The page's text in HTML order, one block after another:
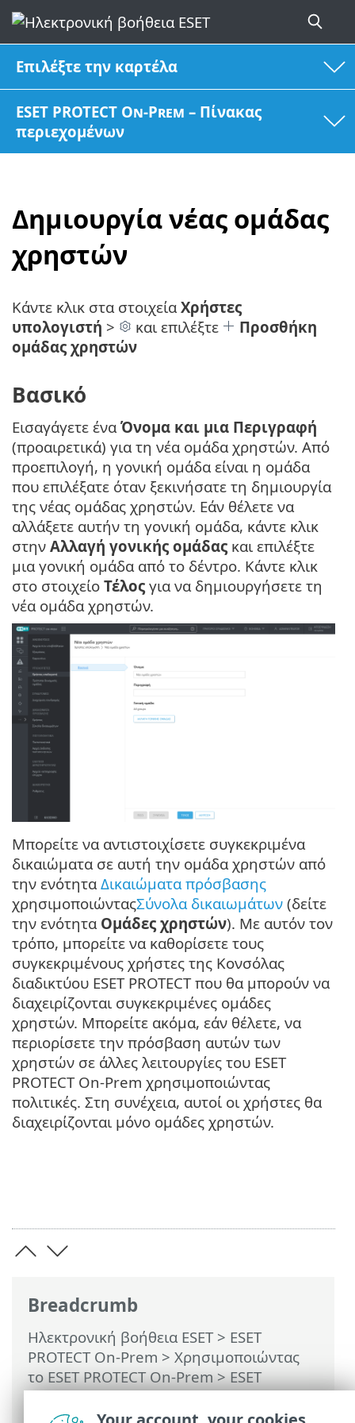
Επιλέξτε την καρτέλα
ESET PROTECT On-Prem – Πίνακας
περιεχομένων
Δημιουργία νέας ομάδας
χρηστών
Breadcrumb
Ηλεκτρονική βοήθεια ESET> ESET
PROTECT On-Prem > Χρησιμοποιώντας
το ESET PROTECT On-Prem>ESET
PROTECT On-Prem Κύριο μενού>
Περισσότερα > Χρήστες υπολογιστή>
Κάντε κλικ στα στοιχεία Χρήστες
υπολογιστή > και επιλέξτε
Προσθήκη
ομάδας χρηστών
Βασικό
Εισαγάγετε έναΌνομα και μια Περιγραφή
(προαιρετικά) για τη νέα ομάδα χρηστών. Από
προεπιλογή, η γονική ομάδα είναι η ομάδα
που επιλέξατε όταν ξεκινήσατε τη δημιουργία
της νέας ομάδας χρηστών. Εάν θέλετε να
αλλάξετε αυτήν τη γονική ομάδα, κάντε κλικ
στην Αλλαγή γονικής ομάδας και επιλέξτε
μια γονική ομάδα από το δέντρο. Κάντε κλικ
στο στοιχείο Τέλος για να δημιουργήσετε τη
νέα ομάδα χρηστών.
Μπορείτε να αντιστοιχίσετε συγκεκριμένα
δικαιώματα σε αυτή την ομάδα χρηστών από
την ενότητα Δικαιώματα πρόσβασης
χρησιμοποιώνταςΣύνολα δικαιωμάτων (δείτε
την ενότητα Ομάδες χρηστών). Με αυτόν τον
τρόπο, μπορείτε να καθορίσετε τους
συγκεκριμένους χρήστες της Κονσόλας
διαδικτύου ESET PROTECT που θα μπορούν να
διαχειρίζονται συγκεκριμένες ομάδες
χρηστών. Μπορείτε ακόμα, εάν θέλετε, να
περιορίσετε την πρόσβαση αυτών των
χρηστών σε άλλες λειτουργίες του ESET
PROTECT On-Prem χρησιμοποιώντας
πολιτικές. Στη συνέχεια, αυτοί οι χρήστες θα
διαχειρίζονται μόνο ομάδες χρηστών.